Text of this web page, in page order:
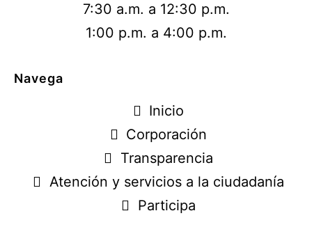
7:30 a.m. a 12:30 p.m.
1:00 p.m. a 4:00 p.m.
Navega
Inicio
Corporación
Transparencia
Atención y servicios a la ciudadanía
Participa